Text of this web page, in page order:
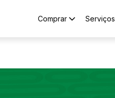
Comprar Serviços